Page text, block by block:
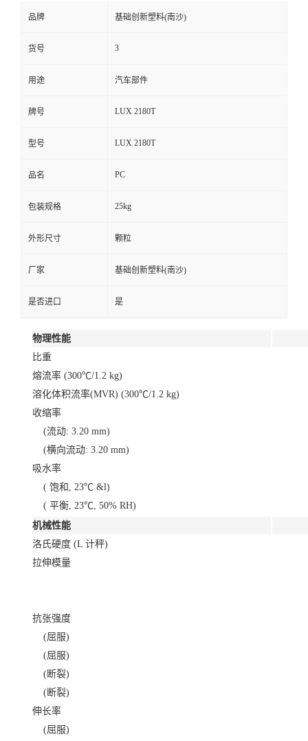
品牌 基础创新塑料(南沙)
货号 3
用途 汽车部件
牌号 LUX 2180T
型号 LUX 2180T
品名 PC
包装规格 25kg
外形尺寸 颗粒
厂家 基础创新塑料(南沙)
是否进口 是
物理性能
比重
熔流率 (300℃/1.2 kg)
溶化体积流率(MVR) (300℃/1.2 kg)
收缩率
(流动: 3.20 mm)
(横向流动: 3.20 mm)
吸水率
( 饱和, 23℃ &l)
( 平衡, 23℃, 50% RH)
机械性能
洛氏硬度 (L 计秤)
拉伸模量
抗张强度
(屈服)
(屈服)
(断裂)
(断裂)
伸长率
(屈服)